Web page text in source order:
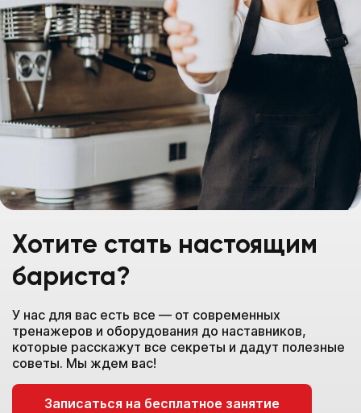
Хотите стать настоящим
бариста?
У нас для вас есть все — от современных
тренажеров и оборудования до наставников,
которые расскажут все секреты и дадут полезные
советы. Мы ждем вас!
Записаться на бесплатное занятие